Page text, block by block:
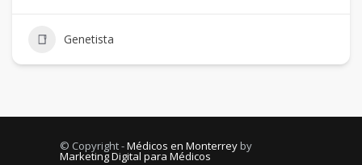
Genetista
© Copyright -Médicos en Monterreyby
Marketing Digital para Médicos